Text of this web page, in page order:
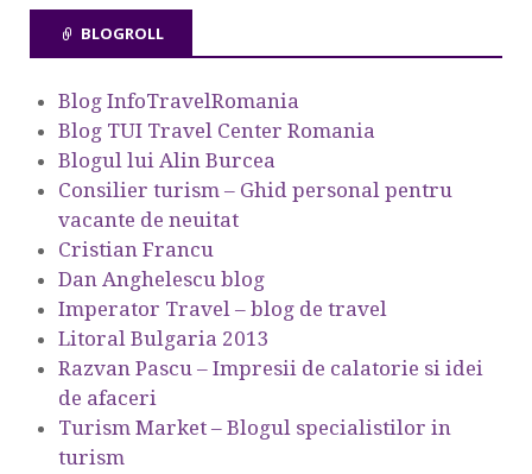
BLOGROLL
Blog InfoTravelRomania
Blog TUI Travel Center Romania
Blogul lui Alin Burcea
Consilier turism – Ghid personal pentru
vacante de neuitat
Cristian Francu
Dan Anghelescu blog
Imperator Travel – blog de travel
Litoral Bulgaria 2013
Razvan Pascu – Impresii de calatorie si idei
de afaceri
Turism Market – Blogul specialistilor in
turism